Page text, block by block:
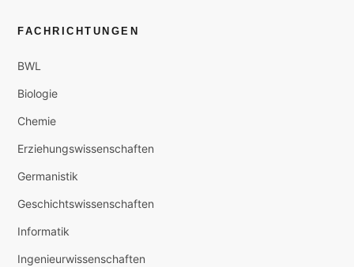
FACHRICHTUNGEN
BWL
Biologie
Chemie
Erziehungswissenschaften
Germanistik
Geschichtswissenschaften
Informatik
Ingenieurwissenschaften